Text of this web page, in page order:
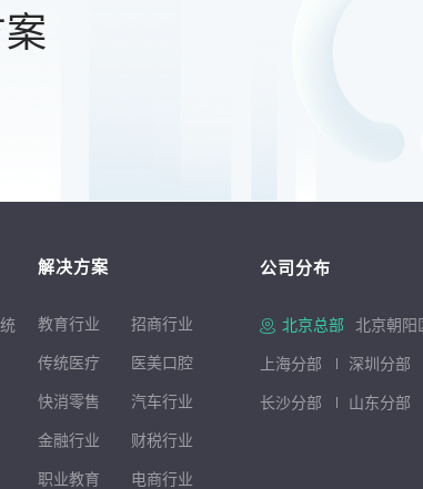
解决方案
教育行业 招商行业
传统医疗
医美口腔
快消零售
汽车行业
金融行业
财税行业
职业教育
电商行业
公司分布
北京总部 北京朝阳
上海分部
深圳分部
长沙分部
山东分部